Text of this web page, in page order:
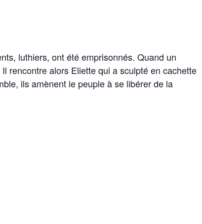
luthiers, ont été emprisonnés. Quand un
rencontre alors Eliette qui a sculpté en cachette
ils amènent le peuple à se libérer de la